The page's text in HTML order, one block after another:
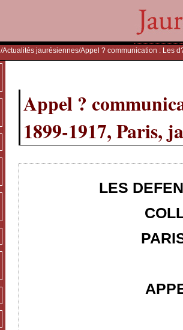
/Actualités jaurésiennes/Appel ? communication : Les
Appel ?
1899-1917, Paris,
LES